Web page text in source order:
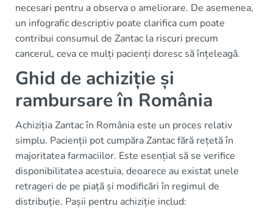
necesari pentru a observa o ameliorare. De asemenea,
un infografic descriptiv poate clarifica cum poate
contribui consumul de Zantac la riscuri precum
cancerul, ceva ce mulți pacienți doresc să înțeleagă.
Ghid de achiziție și
rambursare în România
Achiziția Zantac în România este un proces relativ
simplu. Pacienții pot cumpăra Zantac fără rețetă în
majoritatea farmaciilor. Este esențial să se verifice
disponibilitatea acestuia, deoarece au existat unele
retrageri de pe piață și modificări în regimul de
distribuție. Pașii pentru achiziție includ: